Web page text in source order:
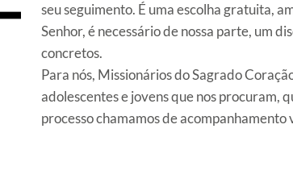
seu seguimento. É uma escolha gratuita,
Senhor, é necessário de nossa parte, um
concretos.
Para nós, Missionários do Sagrado
adolescentes e jovens que nos procuram,
processo chamamos de acompanhamento